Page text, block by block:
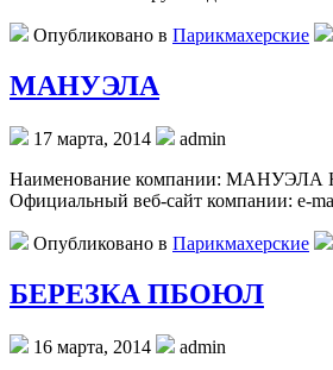
Опубликовано в Парикмахерские
МАНУЭЛА
17 марта, 2014
admin
Наименование компании: МАНУЭЛА
Официальный веб-сайт компании: e-
Опубликовано в Парикмахерские
БЕРЕЗКА ПБОЮЛ
16 марта, 2014
admin